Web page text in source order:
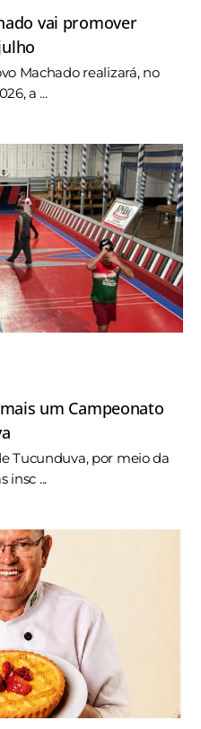
vai promover
Machado realizará, no
a ...
um Campeonato
Tucunduva, por meio da
insc ...